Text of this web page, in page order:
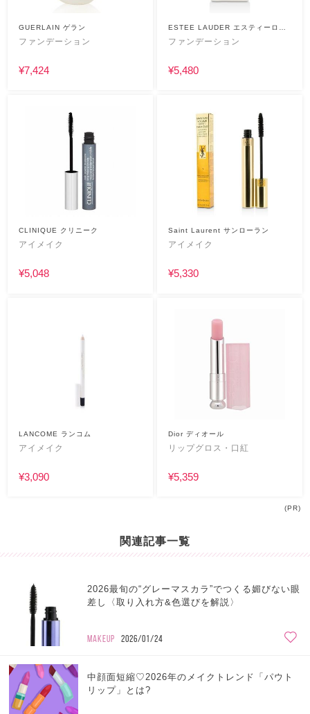
GUERLAIN ゲラン
ファンデーション
¥7,424
ESTEE LAUDER エスティーロー
ダー
ファンデーション
¥5,480
CLINIQUE クリニーク
アイメイク
¥5,048
Saint Laurent サンローラン
アイメイク
¥5,330
LANCOME ランコム
アイメイク
¥3,090
Dior ディオール
リップグロス・口紅
¥5,359
(PR)
関連記事一覧
2026最旬の“グレーマスカラ”でつくる媚びない眼
差し〈取り入れ方&色選びを解説〉
MAKEUP 2026/01/24
中顔面短縮♡2026年のメイクトレンド「パウト
リップ」とは?